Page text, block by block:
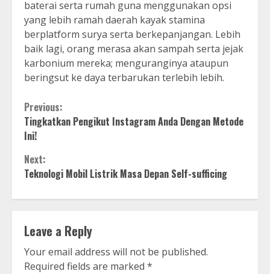
baterai serta rumah guna menggunakan opsi
yang lebih ramah daerah kayak stamina
berplatform surya serta berkepanjangan. Lebih
baik lagi, orang merasa akan sampah serta jejak
karbonium mereka; menguranginya ataupun
beringsut ke daya terbarukan terlebih lebih.
Continue
Reading
Previous:
Tingkatkan Pengikut Instagram Anda Dengan Metode
Ini!
Next:
Teknologi Mobil Listrik Masa Depan Self-sufficing
Leave a Reply
Your email address will not be published.
Required fields are marked *